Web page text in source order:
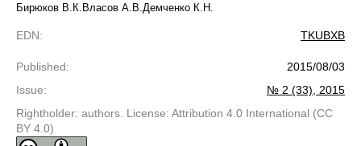
Бирюков В.К. Власов А.В.Демченко К.Н.
EDN: TKUBXB
Published:
2015/08/03
Issue:
№ 2 (33), 2015
Rightholder: authors. License: Attribution 4.0 International (CC
BY 4.0)